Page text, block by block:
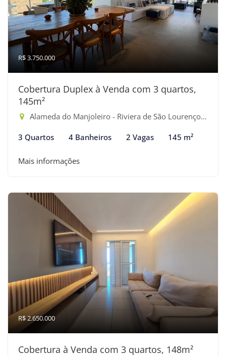
R$ 3.750.000
Cobertura Duplex à Venda com 3 quartos,
145m²
Alameda do Manjoleiro - Riviera de São Lourenço, Bertioga-SP
3 Quartos 4 Banheiros 2 Vagas 145 m²
Mais informações
R$ 2.650.000
Cobertura à Venda com 3 quartos, 148m²